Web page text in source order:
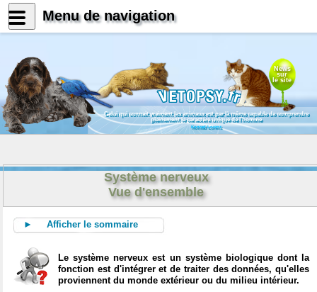
News
sur
le site
Celui qui connait vraiment les animaux est par là même capable de comprendre
pleinement le caractère unique de l'homme
Konrad Lorenz
Système nerveux
Vue d'ensemble
► Afficher le sommaire
Le système nerveux est un système biologique dont la
fonction est d'intégrer et de traiter des données, qu'elles
proviennent du monde extérieur ou du milieu intérieur.
Menu de navigation